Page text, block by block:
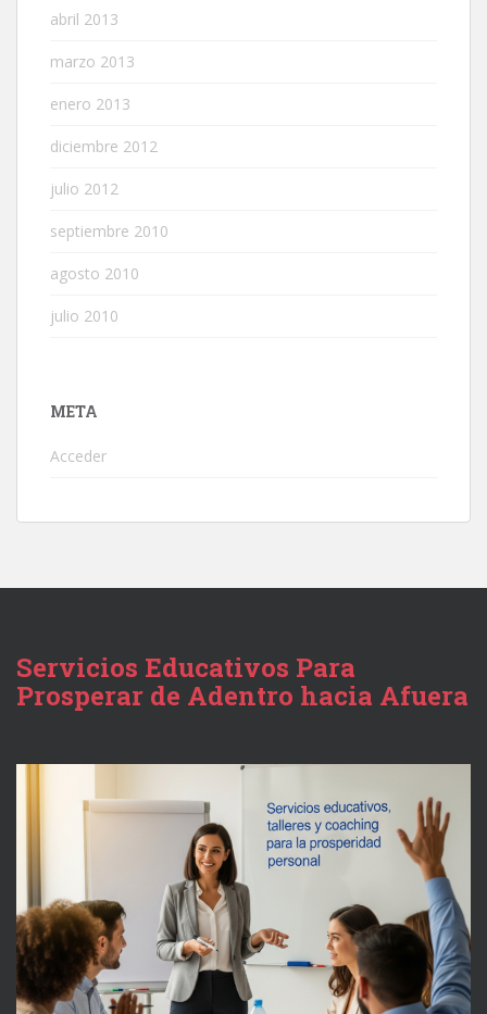
abril 2013
marzo 2013
enero 2013
diciembre 2012
julio 2012
septiembre 2010
agosto 2010
julio 2010
META
Acceder
Servicios Educativos Para
Prosperar de Adentro hacia Afuera